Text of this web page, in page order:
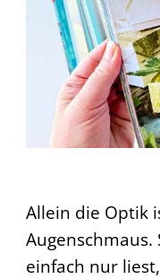
Allein die Optik
Augenschmaus.
einfach nur